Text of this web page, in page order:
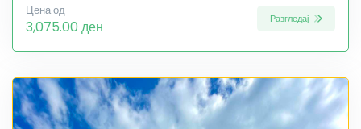
Цена од
3,075.00 ден Разгледај